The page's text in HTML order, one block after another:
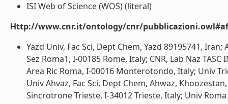
ISI Web of Science (WOS) (literal)
Http://www.cnr.it/ontology/cnr/
Yazd Univ, Fac Sci, Dept Chem, Yazd 89195741,
Sez Roma1, I-00185 Rome, Italy; CNR, Lab Naz
Area Ric Roma, I-00016 Monterotondo, Italy; Univ
Univ Ahvaz, Fac Sci, Dept Chem, Ahwaz,
Sincrotrone Trieste, I-34012 Trieste, Italy; Univ